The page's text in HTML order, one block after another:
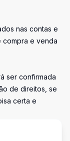
nas contas e
compra e venda
ser confirmada
de direitos, se
certa e